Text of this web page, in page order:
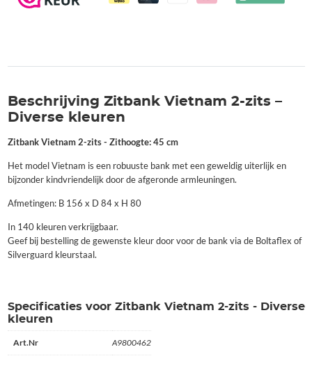
Beschrijving Zitbank Vietnam 2-zits –
Diverse kleuren
Zitbank Vietnam 2-zits - Zithoogte: 45 cm
Het model Vietnam is een robuuste bank met een geweldig uiterlijk en
bijzonder kindvriendelijk door de afgeronde armleuningen.
Afmetingen: B 156 x D 84 x H 80
In 140 kleuren verkrijgbaar.
Geef bij bestelling de gewenste kleur door voor de bank via de Boltaflex of
Silverguard kleurstaal.
Specificaties voor Zitbank Vietnam 2-zits - Diverse
kleuren
Art.Nr A9800462